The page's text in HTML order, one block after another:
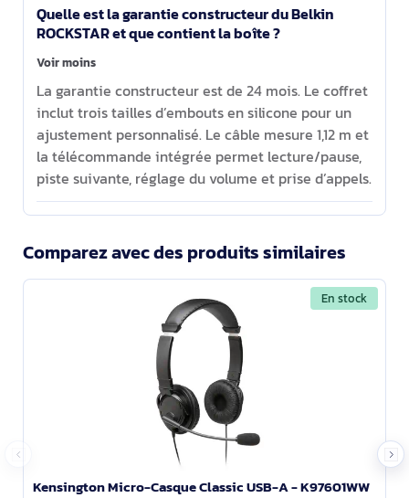
Quelle est la garantie constructeur du Belkin
ROCKSTAR et que contient la boîte ?
Voir moins
La garantie constructeur est de 24 mois. Le coffret
inclut trois tailles d’embouts en silicone pour un
ajustement personnalisé. Le câble mesure 1,12 m et
la télécommande intégrée permet lecture/pause,
piste suivante, réglage du volume et prise d’appels.
Comparez avec des produits similaires
En stock
Kensington Micro-Casque Classic USB-A - K97601WW